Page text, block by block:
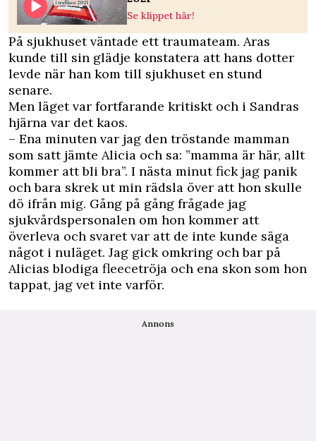
Se klippet här!
På sjukhuset väntade ett traumateam. Aras
kunde till sin glädje konstatera att hans dotter
levde när han kom till sjukhuset en stund
senare.
Men läget var fortfarande kritiskt och i Sandras
hjärna var det kaos.
– Ena minuten var jag den tröstande mamman
som satt jämte Alicia och sa: ”mamma är här, allt
kommer att bli bra”. I nästa minut fick jag panik
och bara skrek ut min rädsla över att hon skulle
dö ifrån mig. Gång på gång frågade jag
sjukvårdspersonalen om hon kommer att
överleva och svaret var att de inte kunde säga
något i nuläget. Jag gick omkring och bar på
Alicias blodiga fleecetröja och ena skon som hon
tappat, jag vet inte varför.
Annons